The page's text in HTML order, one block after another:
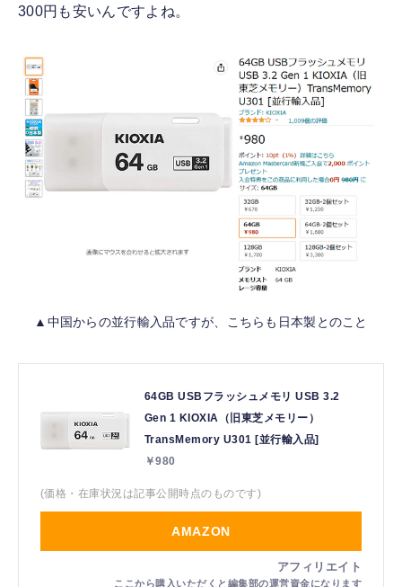
300円も安いんですよね。
▲中国からの並行輸入品ですが、こちらも日本製とのこと
64GB USBフラッシュメモリ USB 3.2
Gen 1 KIOXIA（旧東芝メモリー）
TransMemory U301 [並行輸入品]
￥980
(価格・在庫状況は記事公開時点のものです)
AMAZON